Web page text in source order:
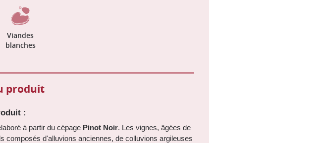
Viandes
blanches
produit
:
à partir du cépage Pinot Noir. Les vignes, âgées de
composés d'alluvions anciennes, de colluvions argileuses